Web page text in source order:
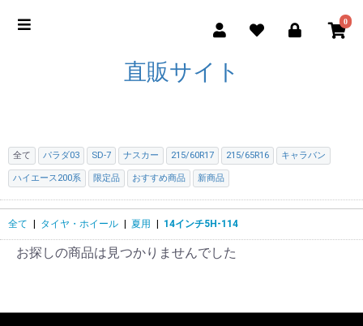
0
直販サイト
全て パラダ03 SD-7 ナスカー 215/60R17 215/65R16 キャラバン
ハイエース200系 限定品 おすすめ商品 新商品
全て タイヤ・ホイール 夏用 14インチ5H-114
お探しの商品は見つかりませんでした